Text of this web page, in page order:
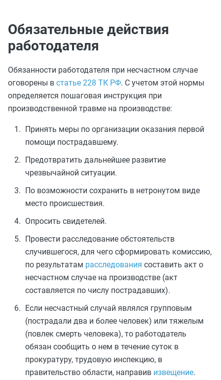
Обязательные действия
работодателя
Обязанности работодателя при несчастном случае
оговорены в статье 228 ТК РФ. С учетом этой нормы
определяется пошаговая инструкция при
производственной травме на производстве:
Принять меры по организации оказания первой
помощи пострадавшему.
Предотвратить дальнейшее развитие
чрезвычайной ситуации.
По возможности сохранить в нетронутом виде
место происшествия.
Опросить свидетелей.
Провести расследование обстоятельств
случившегося, для чего сформировать комиссию,
по результатам расследования составить акт о
несчастном случае на производстве (акт
составляется по числу пострадавших).
Если несчастный случай являлся групповым
(пострадали два и более человек) или тяжелым
(повлек смерть человека), то работодатель
обязан сообщить о нем в течение суток в
прокуратуру, трудовую инспекцию, в
правительство области, направив извещение.